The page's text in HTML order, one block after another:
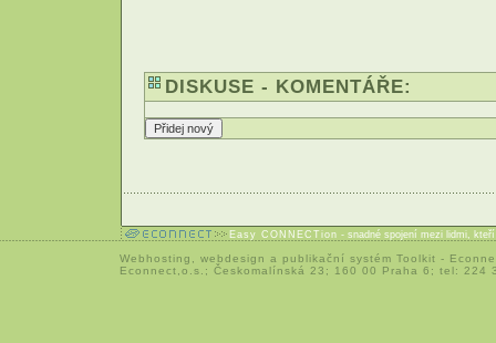
DISKUSE - KOMENTÁŘE:
Easy CONNECTion - snadné spojení mezi lidmi,
Webhosting webdesign a publikační systém Toolkit -
Econnect,o.s.; Českomalínská 23; 160 00 Praha 6; tel: 224